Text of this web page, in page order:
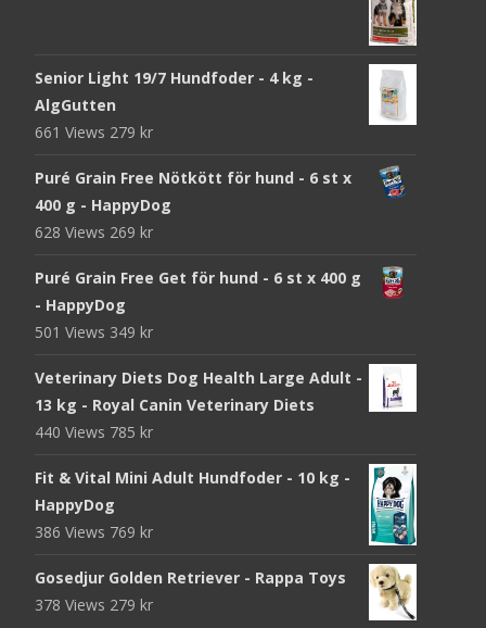
Senior Light 19/7 Hundfoder - 4 kg -
AlgGutten
661 Views 279 kr
Puré Grain Free Nötkött för hund - 6 st x
400 g - HappyDog
628 Views 269 kr
Puré Grain Free Get för hund - 6 st x 400 g
- HappyDog
501 Views 349 kr
Veterinary Diets Dog Health Large Adult -
13 kg - Royal Canin Veterinary Diets
440 Views 785 kr
Fit & Vital Mini Adult Hundfoder - 10 kg -
HappyDog
386 Views 769 kr
Gosedjur Golden Retriever - Rappa Toys
378 Views 279 kr